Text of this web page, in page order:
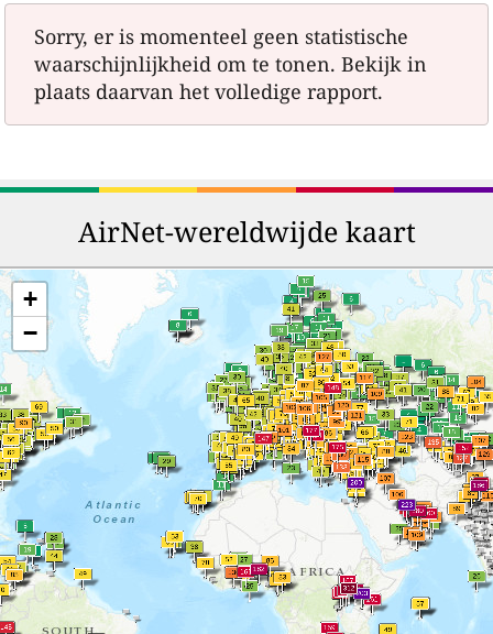
Sorry, er is momenteel geen statistische
waarschijnlijkheid om te tonen. Bekijk in
plaats daarvan het volledige rapport.
AirNet-wereldwijde kaart
+
−